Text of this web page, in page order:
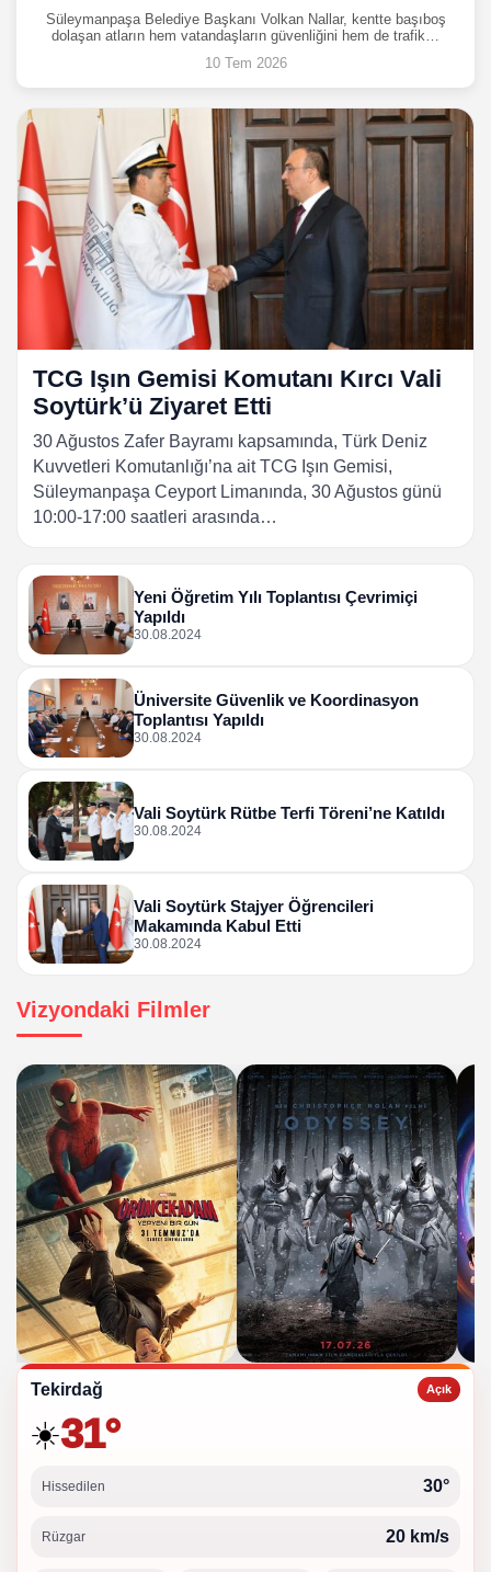
Süleymanpaşa Belediye Başkanı Volkan Nallar, kentte başıboş
dolaşan atların hem vatandaşların güvenliğini hem de trafik…
10 Tem 2026
TCG Işın Gemisi Komutanı Kırcı Vali
Soytürk’ü Ziyaret Etti
30 Ağustos Zafer Bayramı kapsamında, Türk Deniz
Kuvvetleri Komutanlığı’na ait TCG Işın Gemisi,
Süleymanpaşa Ceyport Limanında, 30 Ağustos günü
10:00-17:00 saatleri arasında…
Yeni Öğretim Yılı Toplantısı Çevrimiçi
Yapıldı
30.08.2024
Üniversite Güvenlik ve Koordinasyon
Toplantısı Yapıldı
30.08.2024
Vali Soytürk Rütbe Terfi Töreni’ne Katıldı
30.08.2024
Vali Soytürk Stajyer Öğrencileri
Makamında Kabul Etti
30.08.2024
Vizyondaki Filmler
Tekirdağ Açık
☀️31°
Hissedilen 30°
Rüzgar 20 km/s